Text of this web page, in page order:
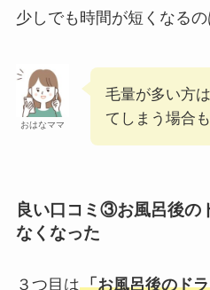
少しでも時間が短くなるの
おはなママ
毛量が多い方
てしまう場合
良い口コミ③お風呂後の
なくなった
３つ目は「お風呂後のド